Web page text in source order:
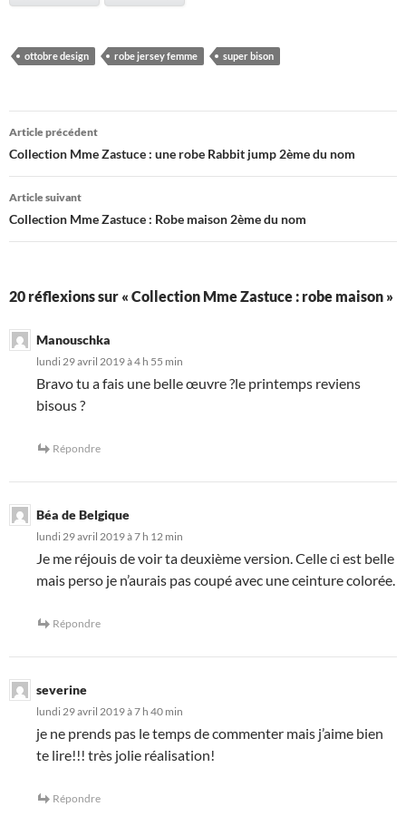
ottobre design robe jersey femme super bison
Navigation
des
articles
Article précédent
Collection Mme Zastuce : une robe Rabbit jump 2ème du nom
Article suivant
Collection Mme Zastuce : Robe maison 2ème du nom
20 réflexions sur « Collection Mme Zastuce : robe maison »
Manouschka
lundi 29 avril 2019 à 4 h 55 min
Bravo tu a fais une belle œuvre ?le printemps reviens
bisous ?
Répondre
Béa de Belgique
lundi 29 avril 2019 à 7 h 12 min
Je me réjouis de voir ta deuxième version. Celle ci est belle
mais perso je n’aurais pas coupé avec une ceinture colorée.
Répondre
severine
lundi 29 avril 2019 à 7 h 40 min
je ne prends pas le temps de commenter mais j’aime bien
te lire!!! très jolie réalisation!
Répondre